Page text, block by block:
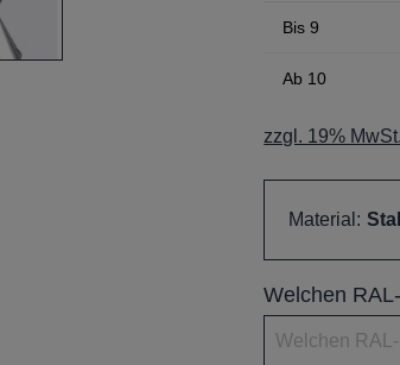
Bis9
Ab 10
zzgl. 19%
Material:
Welchen